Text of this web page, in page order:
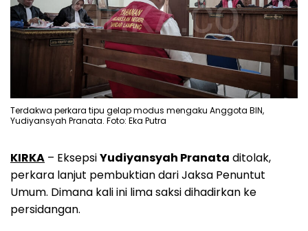
Terdakwa perkara tipu gelap modus mengaku Anggota BIN,
Yudiyansyah Pranata. Foto: Eka Putra
KIRKA – EksepsiYudiyansyah Pranata ditolak,
perkara lanjut pembuktian dari Jaksa Penuntut
Umum. Dimana kali ini lima saksi dihadirkan ke
persidangan.